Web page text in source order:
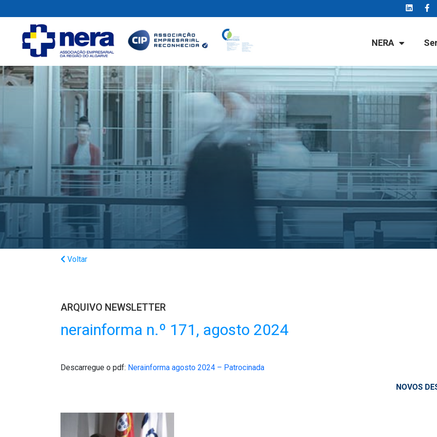
NERA
Voltar
ARQUIVO NEWSLETTER
nerainforma n.º 171, agosto 2024
Descarregue o pdf: Nerainforma agosto 2024 – Patrocinada
NOVOS